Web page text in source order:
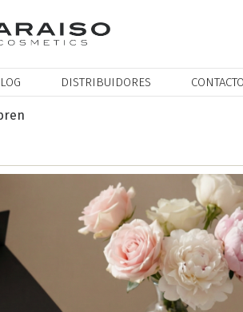
DISTRIBUIDORES CONTACTO